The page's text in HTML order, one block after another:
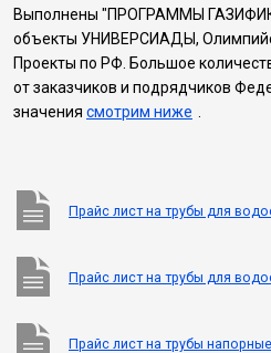
Выполнены "ПРОГРАММЫ
объекты УНИВЕРСИАДЫ,
Проекты по РФ. Большое
от заказчиков и подрядчиков
значения смотрим ниже
Прайс лист на трубы для
Прайс лист на трубы для
Прайс лист на трубы напорные